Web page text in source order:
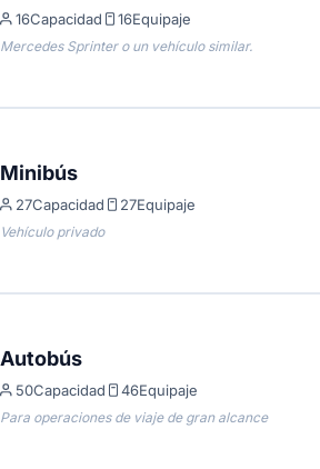
16Capacidad 16Equipaje
Mercedes Sprinter o un vehículo similar.
Minibús
27Capacidad 27Equipaje
Vehículo privado
Autobús
50Capacidad 46Equipaje
Para operaciones de viaje de gran alcance